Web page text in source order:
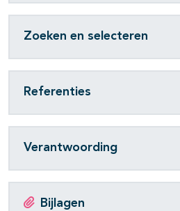
Zoeken en selecteren
Referenties
Verantwoording
Bijlagen